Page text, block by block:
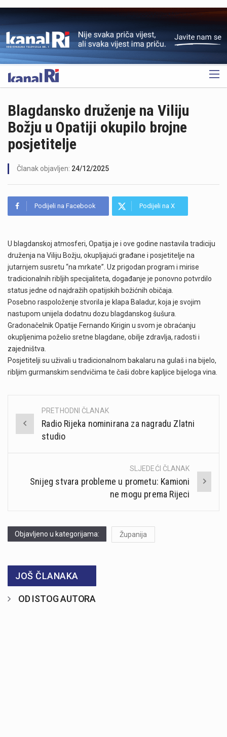
OGLAS
Blagdansko druženje na Viliju
Božju u Opatiji okupilo brojne
posjetitelje
Članak objavljen: 24/12/2025
Podijeli na Facebook Podijeli na X
U blagdanskoj atmosferi, Opatija je i ove godine nastavila tradiciju
druženja na Viliju Božju, okupljajući građane i posjetitelje na
jutarnjem susretu “na mrkate”. Uz prigodan program i mirise
tradicionalnih ribljih specijaliteta, događanje je ponovno potvrdilo
status jedne od najdražih opatijskih božićnih običaja.
Posebno raspoloženje stvorila je klapa Baladur, koja je svojim
nastupom unijela dodatnu dozu blagdanskog šušura.
Gradonačelnik Opatije Fernando Kirigin u svom je obraćanju
okupljenima poželio sretne blagdane, obilje zdravlja, radosti i
zajedništva.
Posjetitelji su uživali u tradicionalnom bakalaru na gulaš i na bijelo,
ribljim gurmanskim sendvičima te čaši dobre kapljice bijeloga vina.
Post
navigation
PRETHODNI ČLANAK
Radio Rijeka nominirana za nagradu Zlatni
studio
SLJEDEĆI ČLANAK
Snijeg stvara probleme u prometu: Kamioni
ne mogu prema Rijeci
Objavljeno u kategorijama: Županija
JOŠ ČLANAKA
OD ISTOG AUTORA